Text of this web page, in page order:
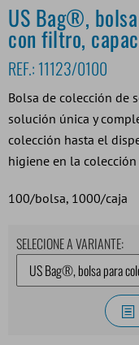
US Bag®,
con filtro,
REF.: 11123/0100
Bolsa de colección de
solución única y
colección hasta el
higiene en la colección
100/bolsa, 1000/caja
SELECIONE A VARIANTE: